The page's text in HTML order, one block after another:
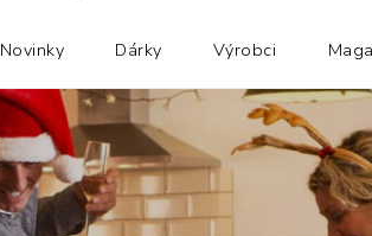
Novinky Dárky Výrobci